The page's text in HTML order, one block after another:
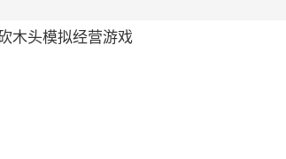
木头模拟经营游戏